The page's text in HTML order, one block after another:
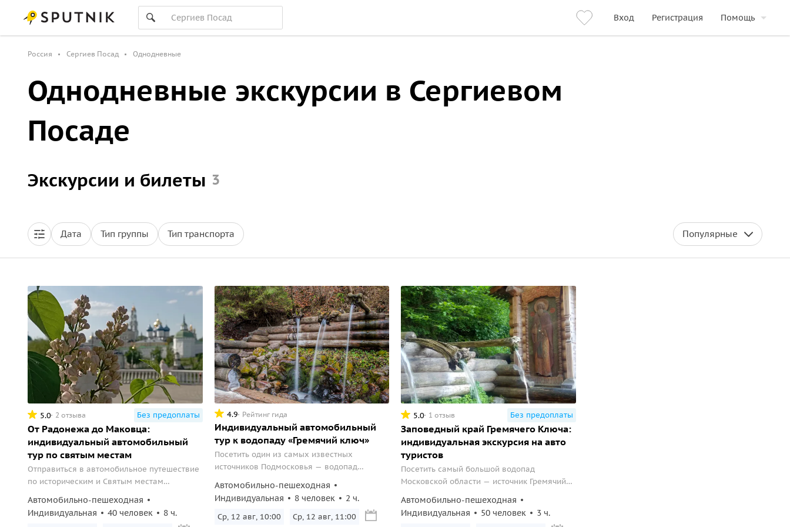
Вход Регистрация Помощь
Россия Сергиев Посад Однодневные
Однодневные экскурсии в Сергиевом
Посаде
Экскурсии и билеты 3
Дата Тип группы Тип транспорта Популярные
5.0 2 отзыва Без предоплаты
От Радонежа до Маковца:
индивидуальный автомобильный
тур по святым местам
Отправиться в автомобильное путешествие
по историческим и Святым местам
Автомобильно-пешеходная
Индивидуальная
40 человек 8 ч.
4.9 Рейтинг гида
Индивидуальный автомобильный
тур к водопаду «Гремячий ключ»
Посетить один из самых известных
источников Подмосковья — водопад
Автомобильно-пешеходная
Индивидуальная
8 человек 2 ч.
Ср, 12 авг, 10:00 Ср, 12 авг, 11:00
5.0 1 отзыв Без предоплаты
Заповедный край Гремячего Ключа:
индивидуальная экскурсия на авто
туристов
Посетить самый большой водопад
Московской области — источник Гремячий
Автомобильно-пешеходная
Индивидуальная
50 человек 3 ч.